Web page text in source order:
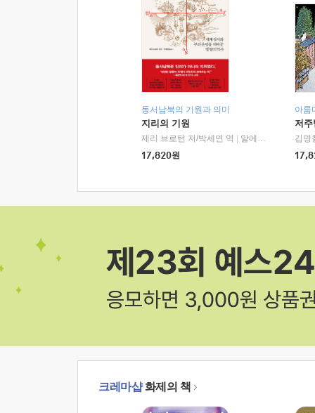
동서남북의 기원과 의미
지리의 기원
제리 브로턴 저/박세연 역
알에이치코리아(RHK)
17,820원
아름
저
김명
크레마샵화제의 책